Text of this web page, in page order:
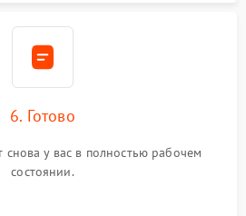
6. Готово
снова у вас в полностью рабочем
состоянии.